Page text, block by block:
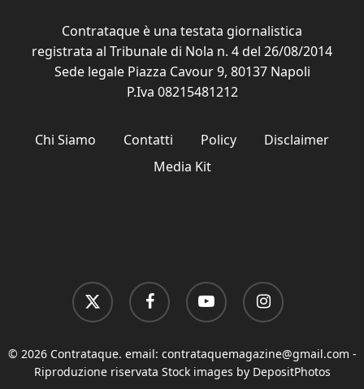
Contrataque è una testata giornalistica
registrata al Tribunale di Nola n. 4 del 26/08/2014
Sede legale Piazza Cavour 9, 80137 Napoli
P.Iva 08215481212
Chi Siamo Contatti Policy
Disclaimer
Media Kit
x-
twitter
facebook youtube instagram
© 2026 Contrataque. email: contrataquemagazine@gmail.com -
Riproduzione riservata Stock images by DepositPhotos